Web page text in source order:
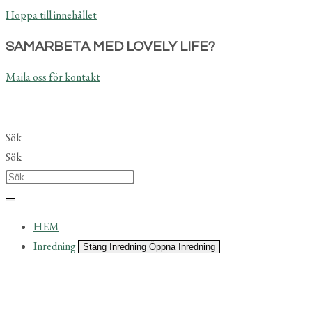
Hoppa till innehållet
SAMARBETA MED LOVELY LIFE?
Maila oss för kontakt
Sök
Sök
HEM
Inredning
Stäng Inredning Öppna Inredning